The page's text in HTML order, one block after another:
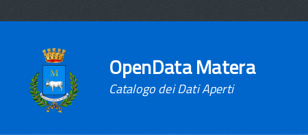
OpenData Matera
Catalogo dei Dati Aperti